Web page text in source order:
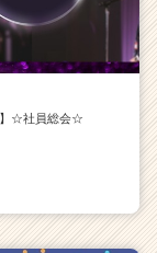
】☆社員総会☆